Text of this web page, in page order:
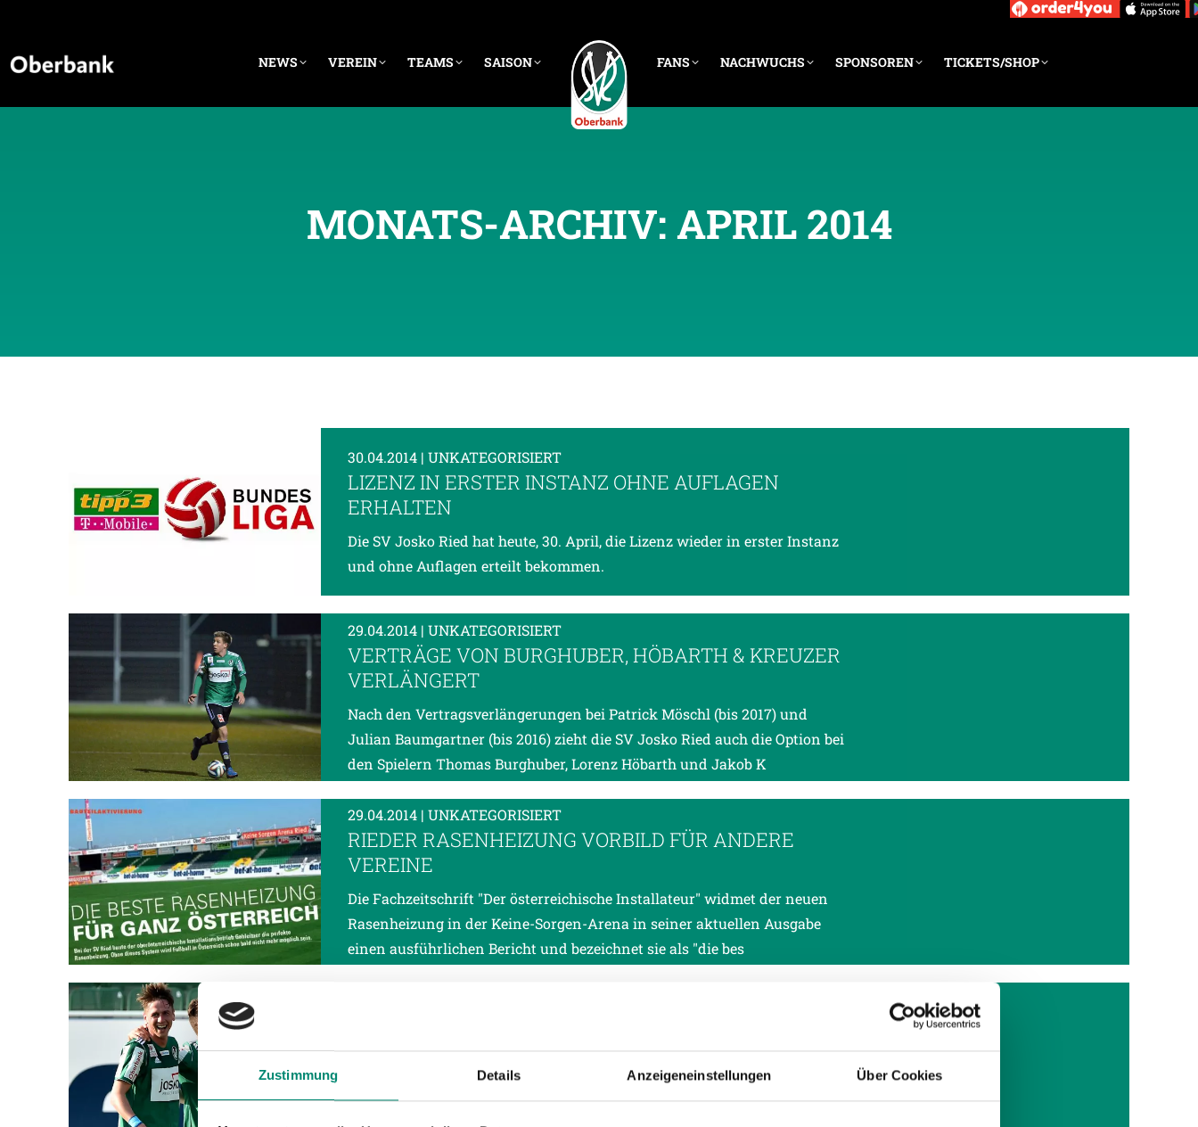
Zustimmung Details Anzeigeneinstellungen Über Cookies
NEWS VEREIN TEAMS SAISON FANS NACHWUCHS SPONSOREN TICKETS/SHOP
MONATS-ARCHIV: APRIL 2014
30.04.2014 | UNKATEGORISIERT
LIZENZ IN ERSTER INSTANZ OHNE AUFLAGEN
ERHALTEN
Die SV Josko Ried hat heute, 30. April, die Lizenz wieder in erster Instanz
und ohne Auflagen erteilt bekommen.
29.04.2014 | UNKATEGORISIERT
VERTRÄGE VON BURGHUBER, HÖBARTH & KREUZER
VERLÄNGERT
Nach den Vertragsverlängerungen bei Patrick Möschl (bis 2017) und
Julian Baumgartner (bis 2016) zieht die SV Josko Ried auch die Option bei
den Spielern Thomas Burghuber, Lorenz Höbarth und Jakob K
29.04.2014 | UNKATEGORISIERT
RIEDER RASENHEIZUNG VORBILD FÜR ANDERE
VEREINE
Die Fachzeitschrift "Der österreichische Installateur" widmet der neuen
Rasenheizung in der Keine-Sorgen-Arena in seiner aktuellen Ausgabe
einen ausführlichen Bericht und bezeichnet sie als "die bes
MATCH
Mit 75% der Stimmen wurde der SVR-Doppeltorschütze zum Man of the
Match gewählt. Den zweiten und dritten Platz belegten Toni Vastic (8%)